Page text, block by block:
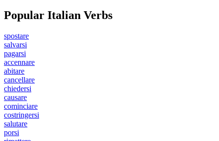
Popular Italian Verbs
spostare
salvarsi
pagarsi
accennare
abitare
cancellare
chiedersi
causare
cominciare
costringersi
salutare
porsi